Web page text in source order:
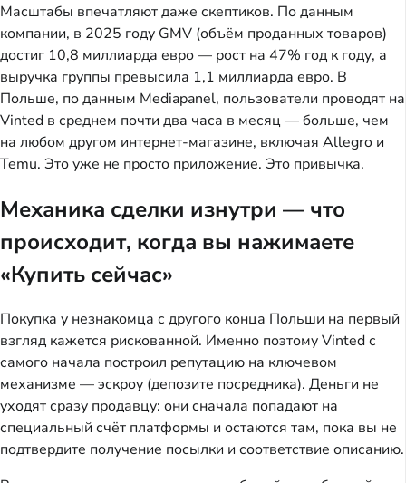
Масштабы впечатляют даже скептиков. По данным
компании, в 2025 году GMV (объём проданных товаров)
достиг 10,8 миллиарда евро — рост на 47% год к году, а
выручка группы превысила 1,1 миллиарда евро. В
Польше, по данным Mediapanel, пользователи проводят на
Vinted в среднем почти два часа в месяц — больше, чем
на любом другом интернет-магазине, включая Allegro и
Temu. Это уже не просто приложение. Это привычка.
Механика сделки изнутри — что
происходит, когда вы нажимаете
«Купить сейчас»
Покупка у незнакомца с другого конца Польши на первый
взгляд кажется рискованной. Именно поэтому Vinted с
самого начала построил репутацию на ключевом
механизме — эскроу (депозите посредника). Деньги не
уходят сразу продавцу: они сначала попадают на
специальный счёт платформы и остаются там, пока вы не
подтвердите получение посылки и соответствие описанию.